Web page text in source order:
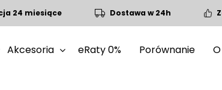
24 miesiące Dostawa w 24h
Akcesoria eRaty 0% Porównanie